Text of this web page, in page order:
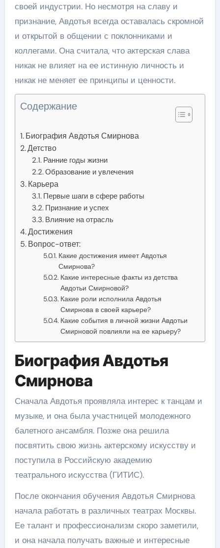
своей индустрии. Но несмотря на славу и
признание, Авдотья всегда оставалась скромной
и открытой в общении с поклонниками и
коллегами. Она считала, что актерская слава
никак не влияет на ее истинную личность и
никак не меняет ее принципы и ценности.
Содержание
Биография Авдотья Смирнова
Детство
Ранние годы жизни
Образование и увлечения
Карьера
Первые шаги в сфере работы
Признание и успех
Влияние на отрасль
Достижения
Вопрос-ответ:
Какие достижения имеет Авдотья
Смирнова?
Какие интересные факты из детства
Авдотьи Смирновой?
Какие роли исполнила Авдотья
Смирнова в своей карьере?
Какие события в личной жизни Авдотьи
Смирновой повлияли на ее карьеру?
Биография Авдотья
Смирнова
Сначала Авдотья проявляла интерес к танцам и
музыке, и она была участницей молодежного
балетного ансамбля. Позже она решила
посвятить свою жизнь актерскому искусству и
поступила в Российскую академию
театрального искусства (ГИТИС).
После окончания обучения Авдотья Смирнова
начала работать в различных театрах Москвы.
Ее талант и профессионализм скоро заметили,
и она начала получать важные и интересные